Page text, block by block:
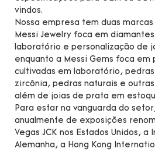
vindos.
Nossa empresa tem duas
Messi Jewelry foca em
laboratório e personalização de
enquanto a Messi Gems foca em
cultivadas em laboratório,
zircônia, pedras naturais e
além de joias de prata em
Para estar na vanguarda do
anualmente de exposições
Vegas JCK nos Estados Unidos, a
Alemanha, a Hong Kong